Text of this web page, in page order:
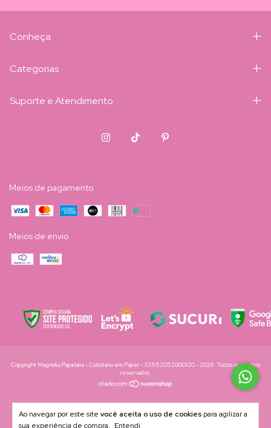
Ao navegar por este site você aceita o uso de cookies para agilizar a
sua experiência de compra. Entendi
Conheça
Categorias
Suporte e Atendimento
Meios de pagamento
Meios de envio
Copyright Magnolia Papelaria - Cotidiano em Papel - 33552052000120 - 2026. Todos os direitos
reservados.